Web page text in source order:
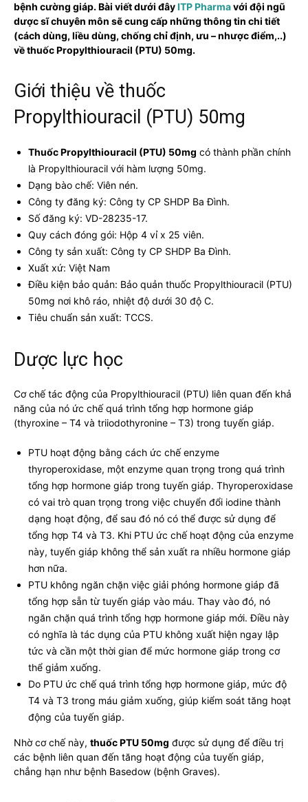
bệnh cường giáp. Bài viết dưới đâyITP Pharmavới đội ngũ
dược sĩ chuyên môn sẽ cung cấp những thông tin chi tiết
(cách dùng, liều dùng, chống chỉ định, ưu – nhược điểm,..)
về thuốc Propylthiouracil (PTU) 50mg.
Giới thiệu về thuốc
Propylthiouracil (PTU) 50mg
Thuốc Propylthiouracil (PTU) 50mg có thành phần chính
là Propylthiouracil với hàm lượng 50mg.
Dạng bào chế: Viên nén.
Công ty đăng ký: Công ty CP SHDP Ba Đình.
Số đăng ký: VD-28235-17.
Quy cách đóng gói: Hộp 4 vỉ x 25 viên.
Công ty sản xuất: Công ty CP SHDP Ba Đình.
Xuất xứ: Việt Nam
Điều kiện bảo quản: Bảo quản thuốc Propylthiouracil (PTU)
50mg nơi khô ráo, nhiệt độ dưới 30 độ C.
Tiêu chuẩn sản xuất: TCCS.
Dược lực học
Cơ chế tác động của Propylthiouracil (PTU) liên quan đến khả
năng của nó ức chế quá trình tổng hợp hormone giáp
(thyroxine – T4 và triiodothyronine – T3) trong tuyến giáp.
PTU hoạt động bằng cách ức chế enzyme
thyroperoxidase, một enzyme quan trọng trong quá trình
tổng hợp hormone giáp trong tuyến giáp. Thyroperoxidase
có vai trò quan trọng trong việc chuyển đổi iodine thành
dạng hoạt động, để sau đó nó có thể được sử dụng để
tổng hợp T4 và T3. Khi PTU ức chế hoạt động của enzyme
này, tuyến giáp không thể sản xuất ra nhiều hormone giáp
hơn nữa.
PTU không ngăn chặn việc giải phóng hormone giáp đã
tổng hợp sẵn từ tuyến giáp vào máu. Thay vào đó, nó
ngăn chặn quá trình tổng hợp hormone giáp mới. Điều này
có nghĩa là tác dụng của PTU không xuất hiện ngay lập
tức và cần một thời gian để mức hormone giáp trong cơ
thể giảm xuống.
Do PTU ức chế quá trình tổng hợp hormone giáp, mức độ
T4 và T3 trong máu giảm xuống, giúp kiểm soát tăng hoạt
động của tuyến giáp.
Nhờ cơ chế này, thuốc PTU 50mg được sử dụng để điều trị
các bệnh liên quan đến tăng hoạt động của tuyến giáp,
chẳng hạn như bệnh Basedow (bệnh Graves).